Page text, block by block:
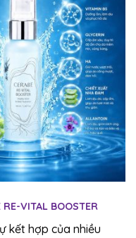
VITAL BOOSTER
kết hợp của nhiều